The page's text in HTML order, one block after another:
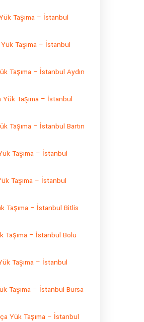
Taşıma – İstanbul
Taşıma – İstanbul
Taşıma – İstanbul Aydın
Yük Taşıma – İstanbul
Taşıma – İstanbul Bartın
Taşıma – İstanbul
Taşıma – İstanbul
Taşıma – İstanbul Bitlis
Taşıma – İstanbul Bolu
Taşıma – İstanbul
Taşıma – İstanbul Bursa
Yük Taşıma – İstanbul